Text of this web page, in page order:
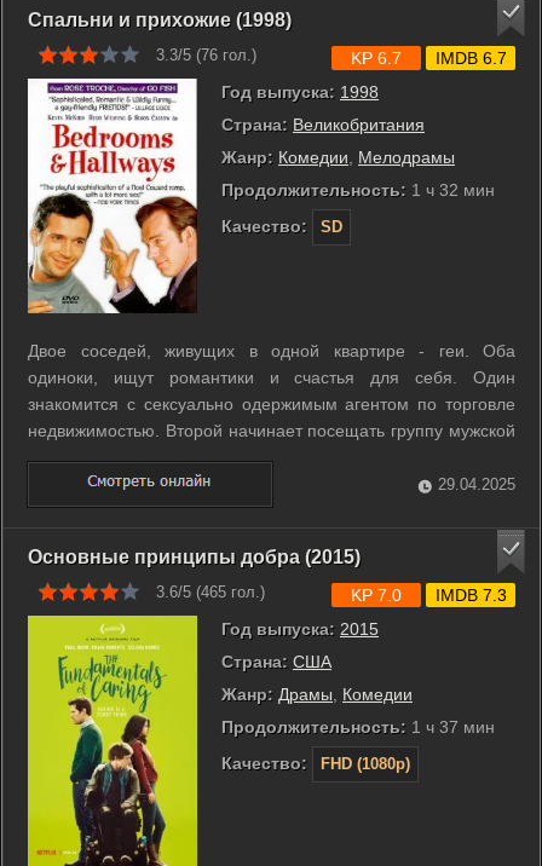
Спальни и прихожие (1998)
3.3/5 (76 гол.)
Год выпуска: 1998
Страна: Великобритания
Жанр: Комедии
Мелодрамы
Продолжительность: 1 ч 32 мин
Качество:
SD
KP 6.7 IMDB 6.7
Двое соседей, живущих в одной квартире - геи. Оба
одиноки, ищут романтики и счастья для себя. Один
знакомится с сексуально одержимым агентом по торговле
недвижимостью. Второй начинает посещать группу мужской
психотерапии и влюбляется в ирландца, который разошелся
со своей подружкой. ...
29.04.2025
Основные принципы добра (2015)
3.6/5 (465 гол.)
Год выпуска: 2015
Страна: США
Жанр: Драмы
Комедии
Продолжительность: 1 ч 37 мин
Качество:
FHD (1080p)
KP 7.0 IMDB 7.3